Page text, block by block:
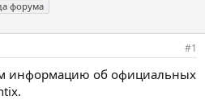
форума
#1
информацию об официальных